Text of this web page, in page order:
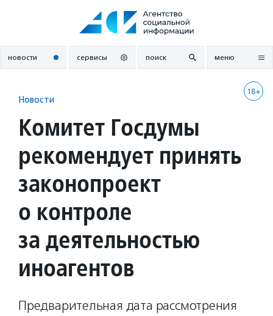
новости сервисы поиск меню
18+
Новости
Комитет Госдумы
рекомендует принять
законопроект
о контроле
за деятельностью
иноагентов
Предварительная дата рассмотрения